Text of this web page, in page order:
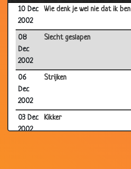
10 Dec
2002
Wie denk je wel nie dat ik ben
08
Dec
2002
Slecht geslapen
06
Dec
2002
Strijken
03 Dec
2002
Kikker